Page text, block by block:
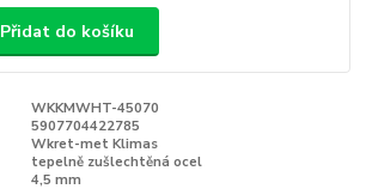
Přidat do košíku
WKKMWHT-45070
5907704422785
Wkret-met Klimas
tepelně zušlechtěná ocel
4,5 mm